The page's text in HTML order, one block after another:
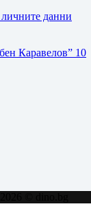
данни
Каравелов” 10